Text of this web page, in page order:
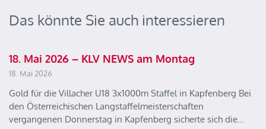
Das könnte Sie auch interessieren
18. Mai 2026 – KLV NEWS am Montag
18. Mai 2026
Gold für die Villacher U18 3x1000m Staffel in Kapfenberg Bei
den Österreichischen Langstaffelmeisterschaften
vergangenen Donnerstag in Kapfenberg sicherte sich die…